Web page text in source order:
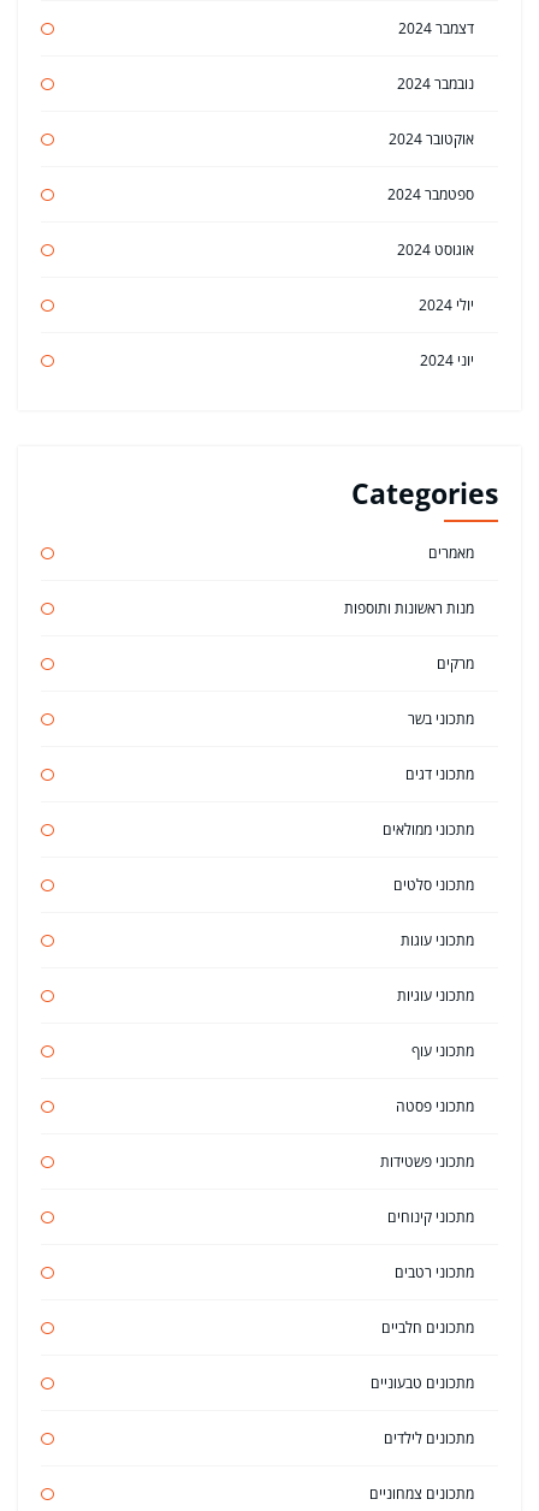
דצמבר 2024
נובמבר 2024
אוקטובר 2024
ספטמבר 2024
אוגוסט 2024
יולי 2024
יוני 2024
Categories
מאמרים
מנות ראשונות ותוספות
מרקים
מתכוני בשר
מתכוני דגים
מתכוני ממולאים
מתכוני סלטים
מתכוני עוגות
מתכוני עוגיות
מתכוני עוף
מתכוני פסטה
מתכוני פשטידות
מתכוני קינוחים
מתכוני רטבים
מתכונים חלביים
מתכונים טבעוניים
מתכונים לילדים
מתכונים צמחוניים